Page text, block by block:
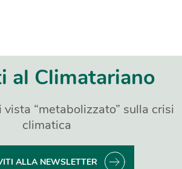
al Climatariano
“metabolizzato” sulla crisi
climatica
ALLA NEWSLETTER